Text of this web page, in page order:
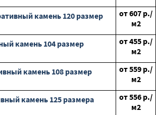
камень 120 размер
от607 р./
м2
камень 104 размер
от455 р./
м2
камень 108 размер
от559 р./
м2
камень 125 размера
от556 р./
м2